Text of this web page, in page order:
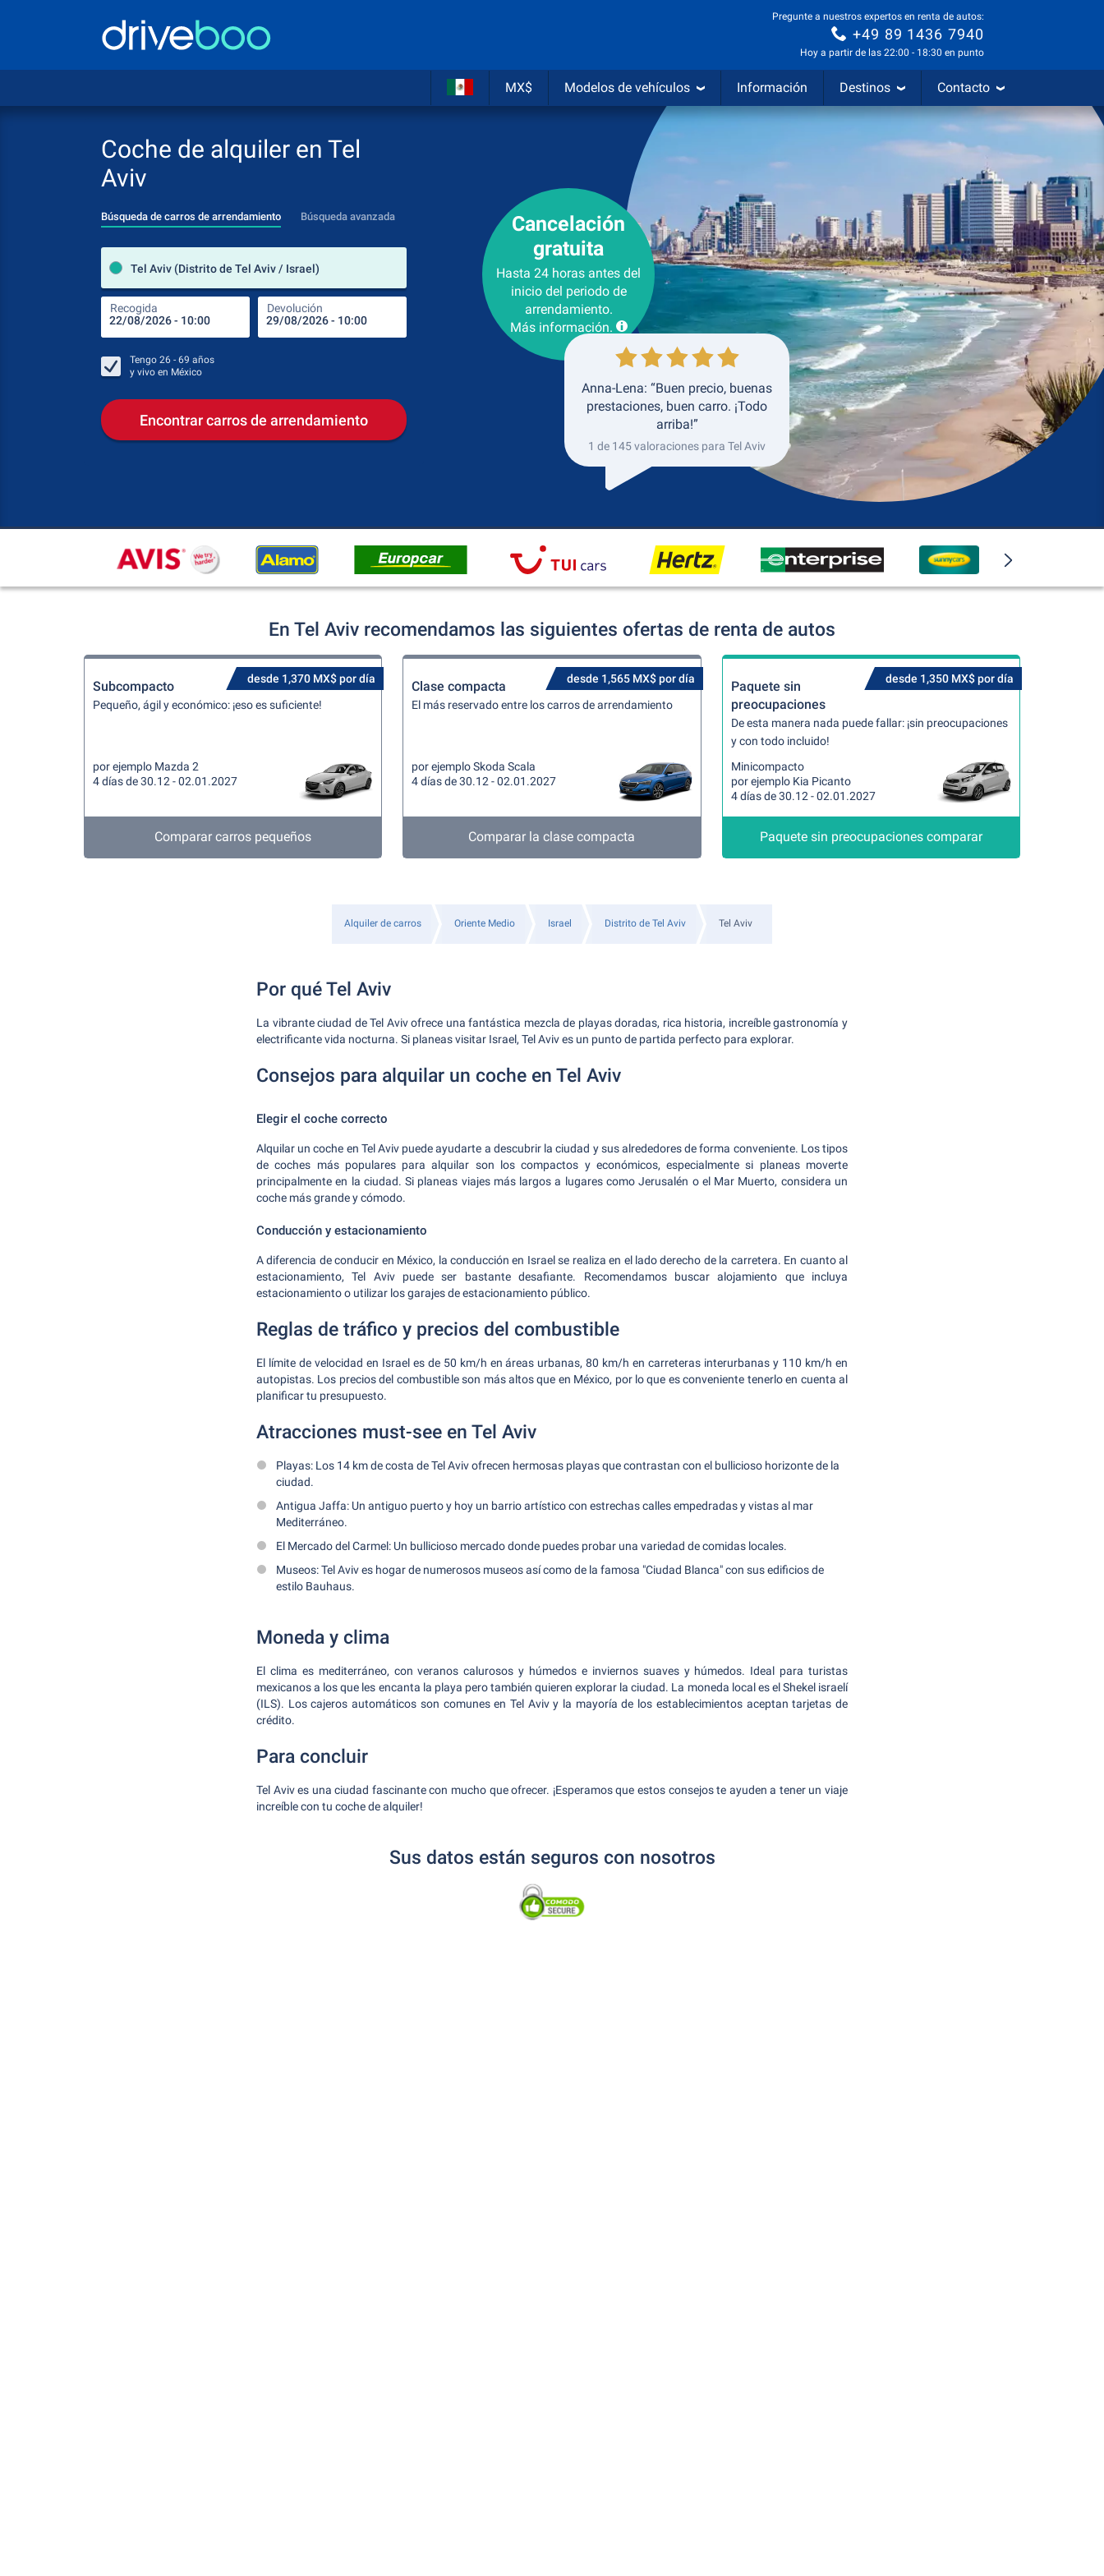
Pregunte a nuestros expertos en renta de autos:
+49 89 1436 7940
Hoy a partir de las 22:00 - 18:30 en punto
MX$ Modelos de vehículos Información Destinos Contacto
Coche de alquiler en Tel
Aviv
Búsqueda de carros de arrendamiento Búsqueda avanzada
Tel Aviv (Distrito de Tel Aviv / Israel)
Recogida Devolución
lugar de arrendamiento
Lugar de devolución
Devolución
Tengo 26 - 69 años
y vivo en México
Encontrar carros de arrendamiento
Cancelación
gratuita
Hasta 24 horas antes del
inicio del periodo de
arrendamiento.
Más información.
Anna-Lena: “Buen precio, buenas
prestaciones, buen carro. ¡Todo
arriba!”
1 de 145 valoraciones para Tel Aviv
En Tel Aviv recomendamos las siguientes ofertas de renta de autos
desde 1,370 MX$ por día
Subcompacto
Pequeño, ágil y económico: ¡eso es suficiente!
por ejemplo Mazda 2
4 días de 30.12 - 02.01.2027
Comparar carros pequeños
desde 1,565 MX$ por día
Clase compacta
El más reservado entre los carros de arrendamiento
por ejemplo Skoda Scala
4 días de 30.12 - 02.01.2027
Comparar la clase compacta
desde 1,350 MX$ por día
Paquete sin
preocupaciones
De esta manera nada puede fallar: ¡sin preocupaciones
y con todo incluido!
Minicompacto
por ejemplo Kia Picanto
4 días de 30.12 - 02.01.2027
Paquete sin preocupaciones comparar
Alquiler de carros Oriente Medio Israel Distrito de Tel Aviv Tel Aviv
Por qué Tel Aviv
La vibrante ciudad de Tel Aviv ofrece una fantástica mezcla de playas doradas, rica historia, increíble gastronomía y
electrificante vida nocturna. Si planeas visitar Israel, Tel Aviv es un punto de partida perfecto para explorar.
Consejos para alquilar un coche en Tel Aviv
Elegir el coche correcto
Alquilar un coche en Tel Aviv puede ayudarte a descubrir la ciudad y sus alrededores de forma conveniente. Los tipos
de coches más populares para alquilar son los compactos y económicos, especialmente si planeas moverte
principalmente en la ciudad. Si planeas viajes más largos a lugares como Jerusalén o el Mar Muerto, considera un
coche más grande y cómodo.
Conducción y estacionamiento
A diferencia de conducir en México, la conducción en Israel se realiza en el lado derecho de la carretera. En cuanto al
estacionamiento, Tel Aviv puede ser bastante desafiante. Recomendamos buscar alojamiento que incluya
estacionamiento o utilizar los garajes de estacionamiento público.
Reglas de tráfico y precios del combustible
El límite de velocidad en Israel es de 50 km/h en áreas urbanas, 80 km/h en carreteras interurbanas y 110 km/h en
autopistas. Los precios del combustible son más altos que en México, por lo que es conveniente tenerlo en cuenta al
planificar tu presupuesto.
Atracciones must-see en Tel Aviv
Playas: Los 14 km de costa de Tel Aviv ofrecen hermosas playas que contrastan con el bullicioso horizonte de la
ciudad.
Antigua Jaffa: Un antiguo puerto y hoy un barrio artístico con estrechas calles empedradas y vistas al mar
Mediterráneo.
El Mercado del Carmel: Un bullicioso mercado donde puedes probar una variedad de comidas locales.
Museos: Tel Aviv es hogar de numerosos museos así como de la famosa "Ciudad Blanca" con sus edificios de
estilo Bauhaus.
Moneda y clima
El clima es mediterráneo, con veranos calurosos y húmedos e inviernos suaves y húmedos. Ideal para turistas
mexicanos a los que les encanta la playa pero también quieren explorar la ciudad. La moneda local es el Shekel israelí
(ILS). Los cajeros automáticos son comunes en Tel Aviv y la mayoría de los establecimientos aceptan tarjetas de
crédito.
Para concluir
Tel Aviv es una ciudad fascinante con mucho que ofrecer. ¡Esperamos que estos consejos te ayuden a tener un viaje
increíble con tu coche de alquiler!
Sus datos están seguros con nosotros